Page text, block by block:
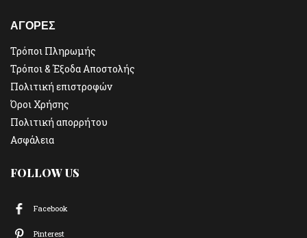
ΑΓΟΡΕΣ
Τρόποι Πληρωμής
Τρόποι & Έξοδα Αποστολής
Πολιτική επιστροφών
Όροι Χρήσης
Πολιτική απορρήτου
Ασφάλεια
FOLLOW US
Facebook
Pinterest